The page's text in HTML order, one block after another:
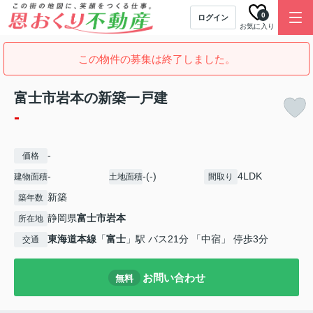
ログイン
お気に入り
0
この物件の募集は終了しました。
富士市岩本の新築一戸建
-
価格 -
建物面積- 土地面積-(-) 間取り 4LDK
築年数 新築
所在地 静岡県富士市岩本
交通 東海道本線 「富士 」駅 バス21分 「中宿」 停歩3分
無料 お問い合わせ